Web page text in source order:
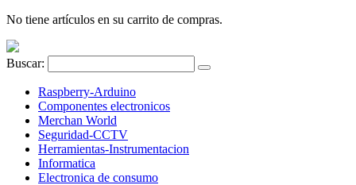
No tiene artículos en su carrito de compras.
Buscar:
Raspberry-Arduino
Componentes electronicos
Merchan World
Seguridad-CCTV
Herramientas-Instrumentacion
Informatica
Electronica de consumo